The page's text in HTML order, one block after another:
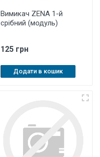
Вимикач ZENA 1-й
срібний (модуль)
125 грн
Додати в кошик